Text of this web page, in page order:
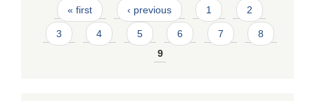
Pages
« first ‹ previous 1 2
3 4 5 6 7
8
9